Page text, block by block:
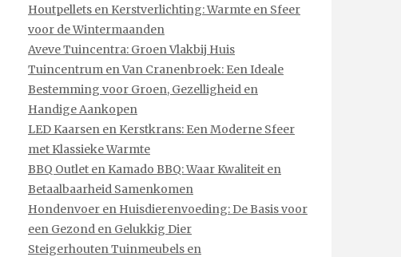
Houtpellets en Kerstverlichting: Warmte en Sfeer
voor de Wintermaanden
Aveve Tuincentra: Groen Vlakbij Huis
Tuincentrum en Van Cranenbroek: Een Ideale
Bestemming voor Groen, Gezelligheid en
Handige Aankopen
LED Kaarsen en Kerstkrans: Een Moderne Sfeer
met Klassieke Warmte
BBQ Outlet en Kamado BBQ: Waar Kwaliteit en
Betaalbaarheid Samenkomen
Hondenvoer en Huisdierenvoeding: De Basis voor
een Gezond en Gelukkig Dier
Steigerhouten Tuinmeubels en